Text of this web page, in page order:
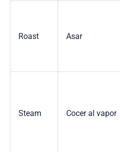
Roast Asar
Steam Cocer al vapor